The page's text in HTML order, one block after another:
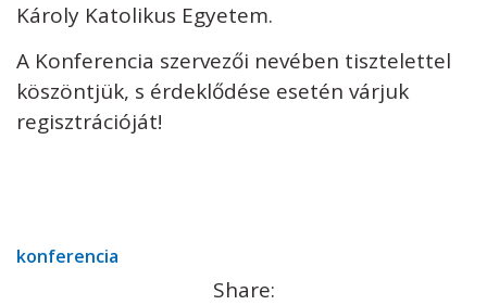
Károly Katolikus Egyetem.
A Konferencia szervezői nevében tisztelettel
köszöntjük, s érdeklődése esetén várjuk
regisztrációját!
konferencia
Share: